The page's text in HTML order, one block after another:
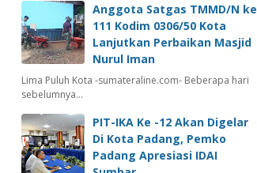
Anggota Satgas TMMD/N ke
111 Kodim 0306/50 Kota
Lanjutkan Perbaikan Masjid
Nurul Iman
Lima Puluh Kota -sumateraline.com- Beberapa hari
sebelumnya…
PIT-IKA Ke -12 Akan Digelar
Di Kota Padang, Pemko
Padang Apresiasi IDAI